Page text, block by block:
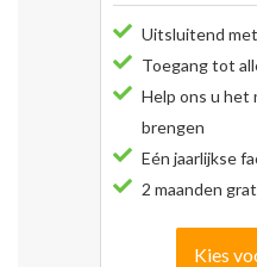
Uitsluitend
Toegang tot
Help ons u
brengen
Eén jaarlijkse
2 maanden
Kies